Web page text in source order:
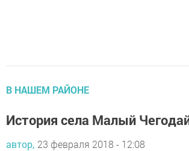
В НАШЕМ РАЙОНЕ
История села Малый
автор, 23 февраля 2018 - 12:08